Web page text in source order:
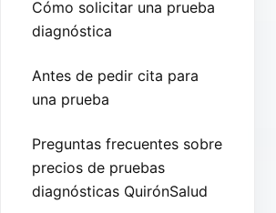
Cómo solicitar una prueba
diagnóstica
Antes de pedir cita para
una prueba
Preguntas frecuentes sobre
precios de pruebas
diagnósticas QuirónSalud